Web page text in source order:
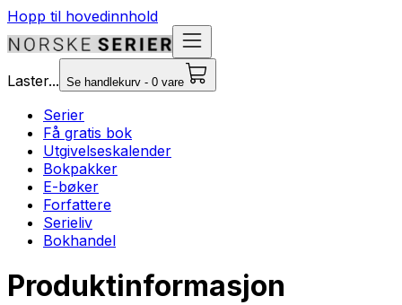
Hopp til hovedinnhold
Laster... Se handlekurv - 0 vare
Serier
Få gratis bok
Utgivelseskalender
Bokpakker
E-bøker
Forfattere
Serieliv
Bokhandel
Produktinformasjon